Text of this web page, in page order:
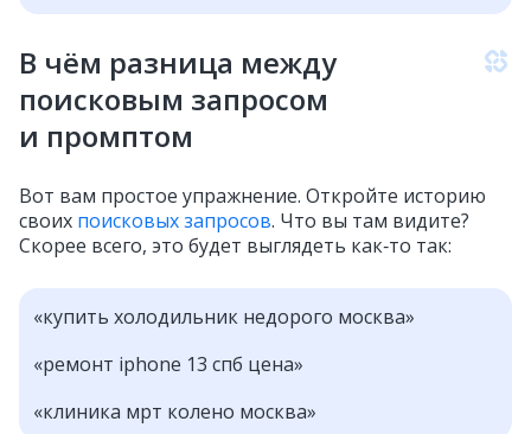
В чём разница между
поисковым запросом
и промптом
Вот вам простое упражнение. Откройте историю
своих поисковых запросов. Что вы там видите?
Скорее всего, это будет выглядеть как‑то так:
«купить холодильник недорого москва»
«ремонт iphone 13 спб цена»
«клиника мрт колено москва»